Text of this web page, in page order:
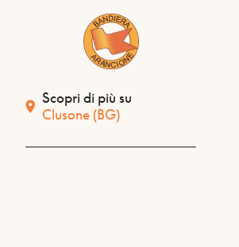
Scopri di più su
Clusone(BG)